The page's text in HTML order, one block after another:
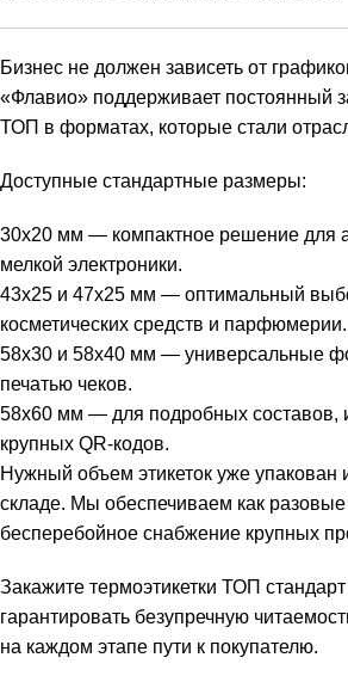
Бизнес не должен зависеть от
«Флавио» поддерживает постоянный
ТОП в форматах, которые стали
Доступные стандартные размеры:
30х20 мм — компактное решение для
мелкой электроники.
43х25 и 47х25 мм — оптимальный
косметических средств и парфюмерии.
58х30 и 58х40 мм — универсальные
печатью чеков.
58х60 мм — для подробных составов,
крупных QR-кодов.
Нужный объем этикеток уже
складе. Мы обеспечиваем как разовые
бесперебойное снабжение крупных
Закажите термоэтикетки ТОП
гарантировать безупречную
на каждом этапе пути к покупателю.